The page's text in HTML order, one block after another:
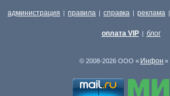
администрация | правила | справка | реклама |
оплата VIP | блог
© 2008-2026 ООО « Инфон »